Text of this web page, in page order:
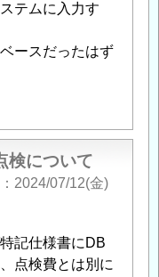
テムに入力す
ースだったはず
検について
2024/07/12(金)
記仕様書にDB
点検費とは別に